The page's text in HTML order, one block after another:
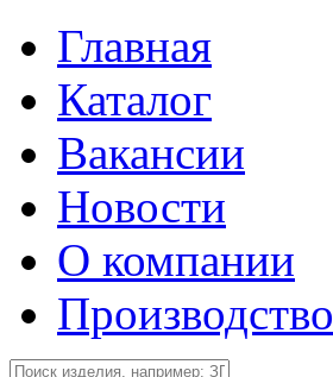
Главная
Каталог
Вакансии
Новости
О компании
Производство